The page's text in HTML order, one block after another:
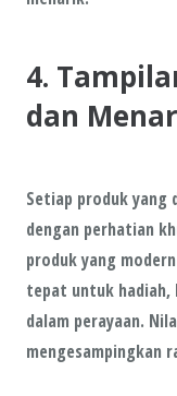
4.
dan
Setiap produk yang
dengan perhatian
produk yang
tepat untuk hadiah,
dalam perayaan.
mengesampingkan